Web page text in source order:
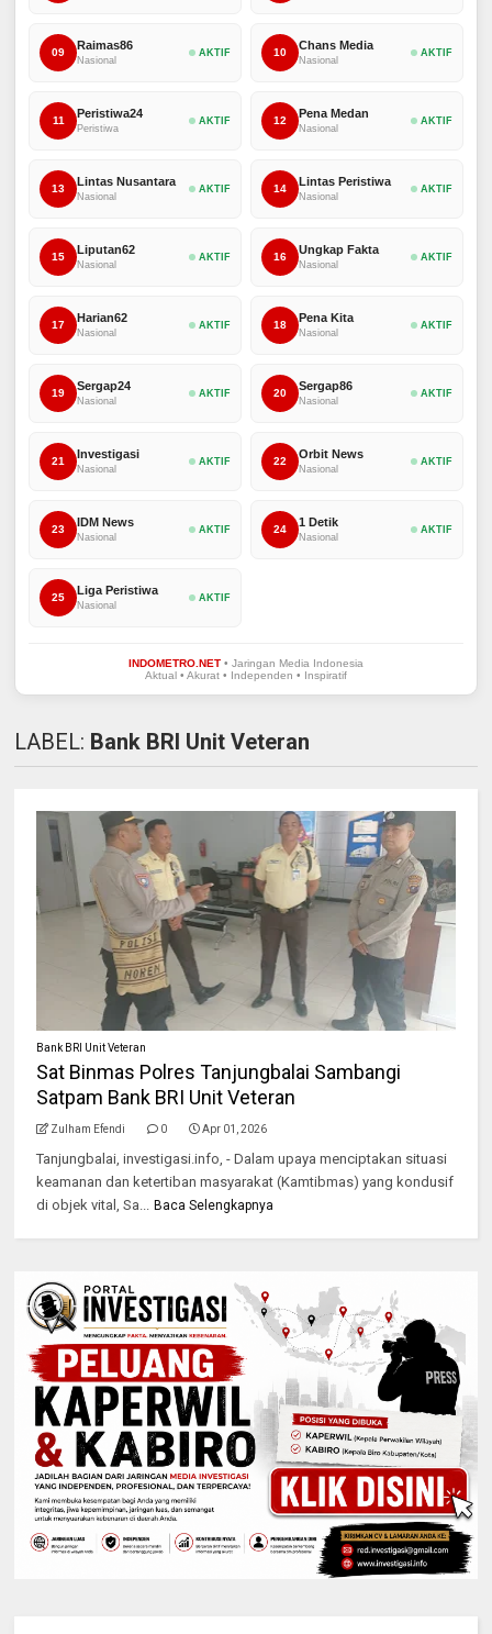
09
Raimas86
Nasional
AKTIF 10
Chans Media
Nasional
AKTIF
11
Peristiwa24
Peristiwa
AKTIF 12
Pena Medan
Nasional
AKTIF
13
Lintas Nusantara
Nasional
AKTIF 14
Lintas Peristiwa
Nasional
AKTIF
15
Liputan62
Nasional
AKTIF 16
Ungkap Fakta
Nasional
AKTIF
17
Harian62
Nasional
AKTIF 18
Pena Kita
Nasional
AKTIF
19
Sergap24
Nasional
AKTIF 20
Sergap86
Nasional
AKTIF
21
Investigasi
Nasional
AKTIF 22
Orbit News
Nasional
AKTIF
23
IDM News
Nasional
AKTIF 24
1 Detik
Nasional
AKTIF
25
Liga Peristiwa
Nasional
AKTIF
INDOMETRO.NET• Jaringan Media Indonesia
Aktual • Akurat • Independen • Inspiratif
LABEL: Bank BRI Unit Veteran
Bank BRI Unit Veteran
Sat Binmas Polres Tanjungbalai Sambangi
Satpam Bank BRI Unit Veteran
Zulham Efendi 0 Apr 01, 2026
Tanjungbalai, investigasi.info, - Dalam upaya menciptakan situasi
keamanan dan ketertiban masyarakat (Kamtibmas) yang kondusif
di objek vital, Sa...
Baca Selengkapnya